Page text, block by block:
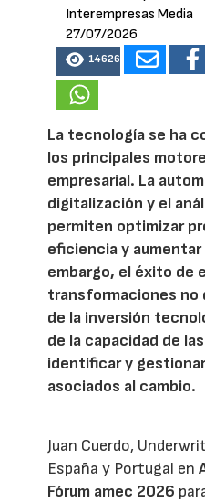
Interempresas Media
27/07/2026
14626
La tecnología se ha
los principales
empresarial. La
digitalización y el
permiten optimizar
eficiencia y
embargo, el éxito de
transformaciones no
de la inversión
de la capacidad de
identificar y
asociados al cambio.
Juan Cuerdo,
España y Portugal en
Fórum amec 2026